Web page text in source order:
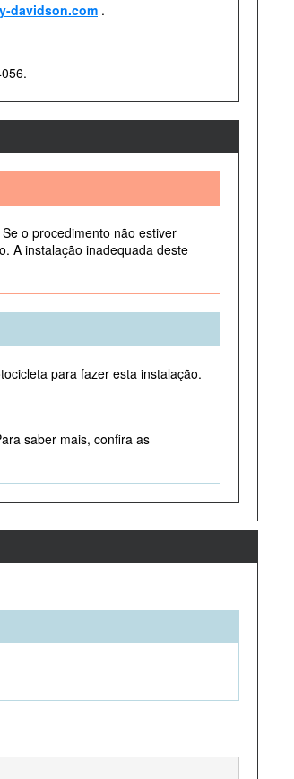
davidson.com .
o procedimento não estiver
A instalação inadequada deste
para fazer esta instalação.
saber mais, confira as